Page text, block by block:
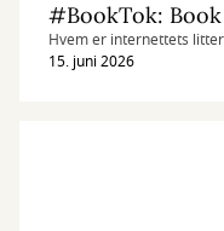
#BookTok:
Hvem er internettets
15. juni 2026